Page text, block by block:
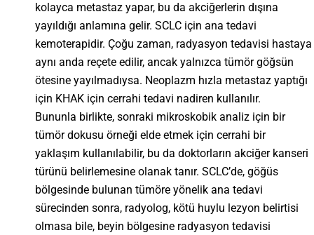
kolayca metastaz yapar, bu da akciğerlerin dışına
yayıldığı anlamına gelir. SCLC için ana tedavi
kemoterapidir. Çoğu zaman, radyasyon tedavisi hastaya
aynı anda reçete edilir, ancak yalnızca tümör göğsün
ötesine yayılmadıysa. Neoplazm hızla metastaz yaptığı
için KHAK için cerrahi tedavi nadiren kullanılır.
Bununla birlikte, sonraki mikroskobik analiz için bir
tümör dokusu örneği elde etmek için cerrahi bir
yaklaşım kullanılabilir, bu da doktorların akciğer kanseri
türünü belirlemesine olanak tanır. SCLC’de, göğüs
bölgesinde bulunan tümöre yönelik ana tedavi
sürecinden sonra, radyolog, kötü huylu lezyon belirtisi
olmasa bile, beyin bölgesine radyasyon tedavisi